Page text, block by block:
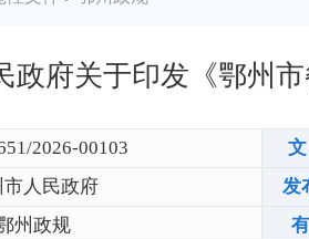
政府关于印发《鄂州
2026-00103
市人民政府 发
州政规